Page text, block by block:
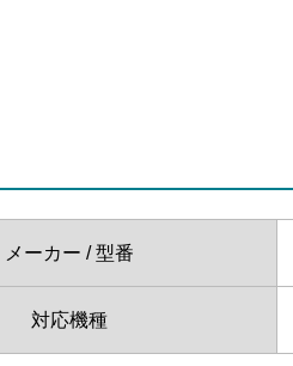
メーカー / 型番
対応機種